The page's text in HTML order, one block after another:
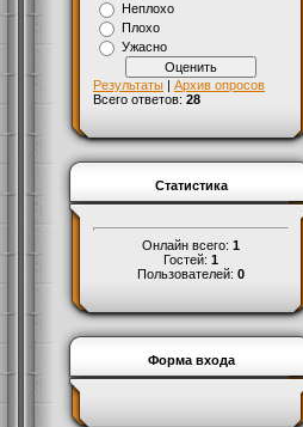
Неплохо
Плохо
Ужасно
Результаты | Архив опросов
Всего ответов: 28
Статистика
Онлайн всего: 1
Гостей: 1
Пользователей: 0
Форма входа